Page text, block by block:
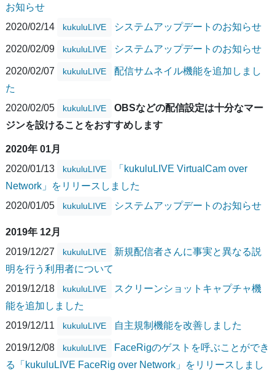
お知らせ
2020/02/14
kukuluLIVE システムアップデートのお知らせ
2020/02/09 kukuluLIVE システムアップデートのお知らせ
2020/02/07 kukuluLIVE
配信サムネイル機能を追加しまし
た
2020/02/05
kukuluLIVE
OBSなどの配信設定は十分なマー
ジンを設けることをおすすめします
2020年 01月
2020/01/13
kukuluLIVE
「kukuluLIVE VirtualCam over
Network」をリリースしました
2020/01/05
kukuluLIVE システムアップデートのお知らせ
2019年 12月
2019/12/27
kukuluLIVE
新規配信者さんに事実と異なる説
明を行う利用者について
2019/12/18
kukuluLIVE
スクリーンショットキャプチャ機
能を追加しました
2019/12/11
kukuluLIVE 自主規制機能を改善しました
2019/12/08 kukuluLIVE
FaceRigのゲストを呼ぶことができ
る「kukuluLIVE FaceRig over Network」をリリースしまし